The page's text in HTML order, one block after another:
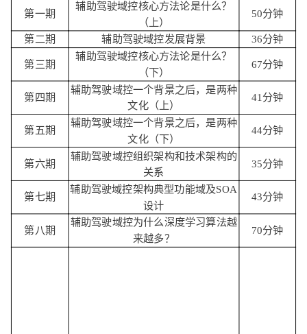
第一期
辅助驾驶域控核心方法论是什么？
（上）
50分钟
第二期 辅助驾驶域控发展背景 36分钟
第三期
辅助驾驶域控核心方法论是什么？
（下）
67分钟
第四期
辅助驾驶域控一个背景之后，是两种
文化（上）
41分钟
第五期
辅助驾驶域控一个背景之后，是两种
文化（下）
44分钟
第六期
辅助驾驶域控组织架构和技术架构的
关系
35分钟
第七期
辅助驾驶域控架构典型功能域及SOA
设计
43分钟
第八期
辅助驾驶域控为什么深度学习算法越
来越多？
70分钟